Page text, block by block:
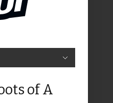
of A